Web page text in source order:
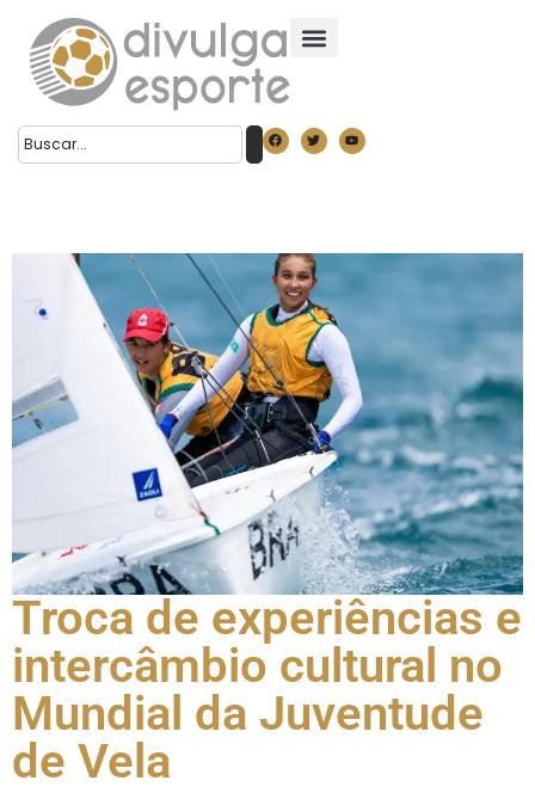
Troca de experiências e
intercâmbio cultural no
Mundial da Juventude
de Vela